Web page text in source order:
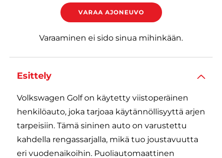
VARAA AJONEUVO
Varaaminen ei sido sinua mihinkään.
Esittely
Volkswagen Golf on käytetty viistoperäinen
henkilöauto, joka tarjoaa käytännöllisyyttä arjen
tarpeisiin. Tämä sininen auto on varustettu
kahdella rengassarjalla, mikä tuo joustavuutta
eri vuodenaikoihin. Puoliautomaattinen